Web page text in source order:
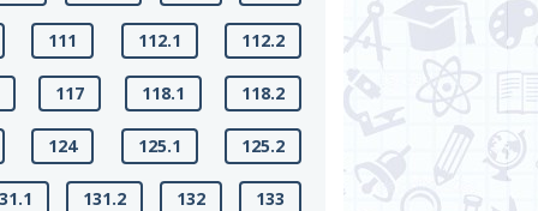
111 112.1 112.2
117 118.1 118.2
124 125.1 125.2
131.2 132 133